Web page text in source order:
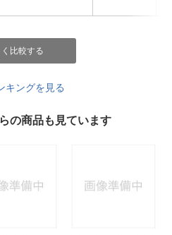
比較する
キングを見る
の商品も見ています